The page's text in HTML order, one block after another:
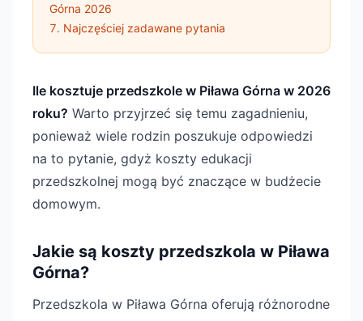
Górna 2026
Najczęściej zadawane pytania
Ile kosztuje przedszkole w Piława Górna w 2026
roku? Warto przyjrzeć się temu zagadnieniu,
ponieważ wiele rodzin poszukuje odpowiedzi
na to pytanie, gdyż koszty edukacji
przedszkolnej mogą być znaczące w budżecie
domowym.
Jakie są koszty przedszkola w Piława
Górna?
Przedszkola w Piława Górna oferują różnorodne